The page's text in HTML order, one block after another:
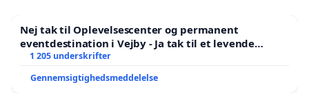
Nej tak til Oplevelsescenter og permanent
eventdestination i Vejby - Ja tak til et levende
lokalområde i balance
1 205 underskrifter
Gennemsigtighedsmeddelelse